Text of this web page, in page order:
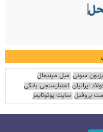
سونی مبل مینیمال
ایرانیان اعتبارسنجی بانکی
پروفیل سایت یوتوتایمز